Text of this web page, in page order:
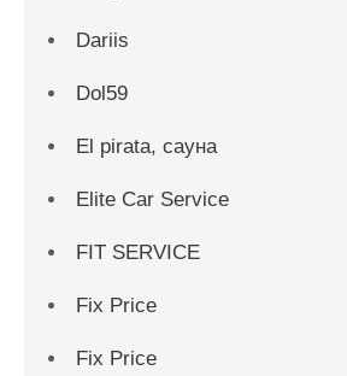
Dariis
Dol59
El pirata, сауна
Elite Car Service
FIT SERVICE
Fix Price
Fix Price